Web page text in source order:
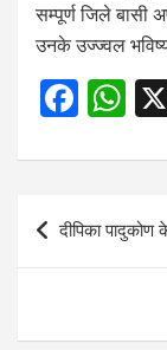
सम्पूर्ण जिले बासी
उनके उज्ज्वल
F
ce
b
o
W
at
s
A
Post
navigation
दीपिका